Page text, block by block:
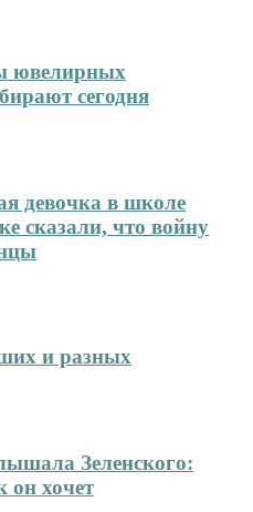
ювелирных
сегодня
девочка в школе
сказали, что войну
и разных
Зеленского:
он хочет